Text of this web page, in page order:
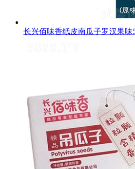
长兴佰味香纸皮南瓜子罗汉果味